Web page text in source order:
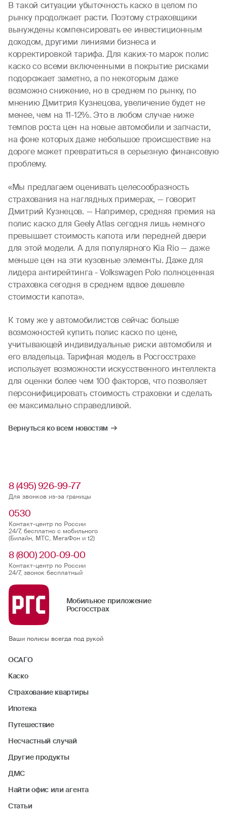
В такой ситуации убыточность каско в целом по
рынку продолжает расти. Поэтому страховщики
вынуждены компенсировать ее инвестиционным
доходом, другими линиями бизнеса и
корректировкой тарифа. Для каких-то марок полис
каско со всеми включенными в покрытие рисками
подорожает заметно, а по некоторым даже
возможно снижение, но в среднем по рынку, по
мнению Дмитрия Кузнецова, увеличение будет не
менее, чем на 11-12%. Это в любом случае ниже
темпов роста цен на новые автомобили и запчасти,
на фоне которых даже небольшое происшествие на
дороге может превратиться в серьезную финансовую
проблему.
«Мы предлагаем оценивать целесообразность
страхования на наглядных примерах, — говорит
Дмитрий Кузнецов. — Например, средняя премия на
полис каско для Geely Atlas сегодня лишь немного
превышает стоимость капота или передней двери
для этой модели. А для популярного Kia Rio — даже
меньше цен на эти кузовные элементы. Даже для
лидера антирейтинга - Volkswagen Polo полноценная
страховка сегодня в среднем вдвое дешевле
стоимости капота».
К тому же у автомобилистов сейчас больше
возможностей купить полис каско по цене,
учитывающей индивидуальные риски автомобиля и
его владельца. Тарифная модель в Росгосстрахе
использует возможности искусственного интеллекта
для оценки более чем 100 факторов, что позволяет
персонифицировать стоимость страховки и сделать
ее максимально справедливой.
Вернуться ко всем новостям
8 (495) 926-99-77
Для звонков из-за границы
0530
Контакт-центр по России
24/7, бесплатно с мобильного
(Билайн, МТС, МегаФон и t2)
8 (800) 200-09-00
Контакт-центр по России
24/7, звонок бесплатный
Мобильное приложение
Росгосстрах
Ваши полисы всегда под рукой
ОСАГО
Каско
Страхование квартиры
Ипотека
Путешествие
Несчастный случай
Другие продукты
ДМС
Найти офис или агента
Статьи